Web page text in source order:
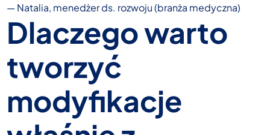
— Natalia, menedżer ds. rozwoju (branża medyczna)
Dlaczego warto
tworzyć
modyfikacje